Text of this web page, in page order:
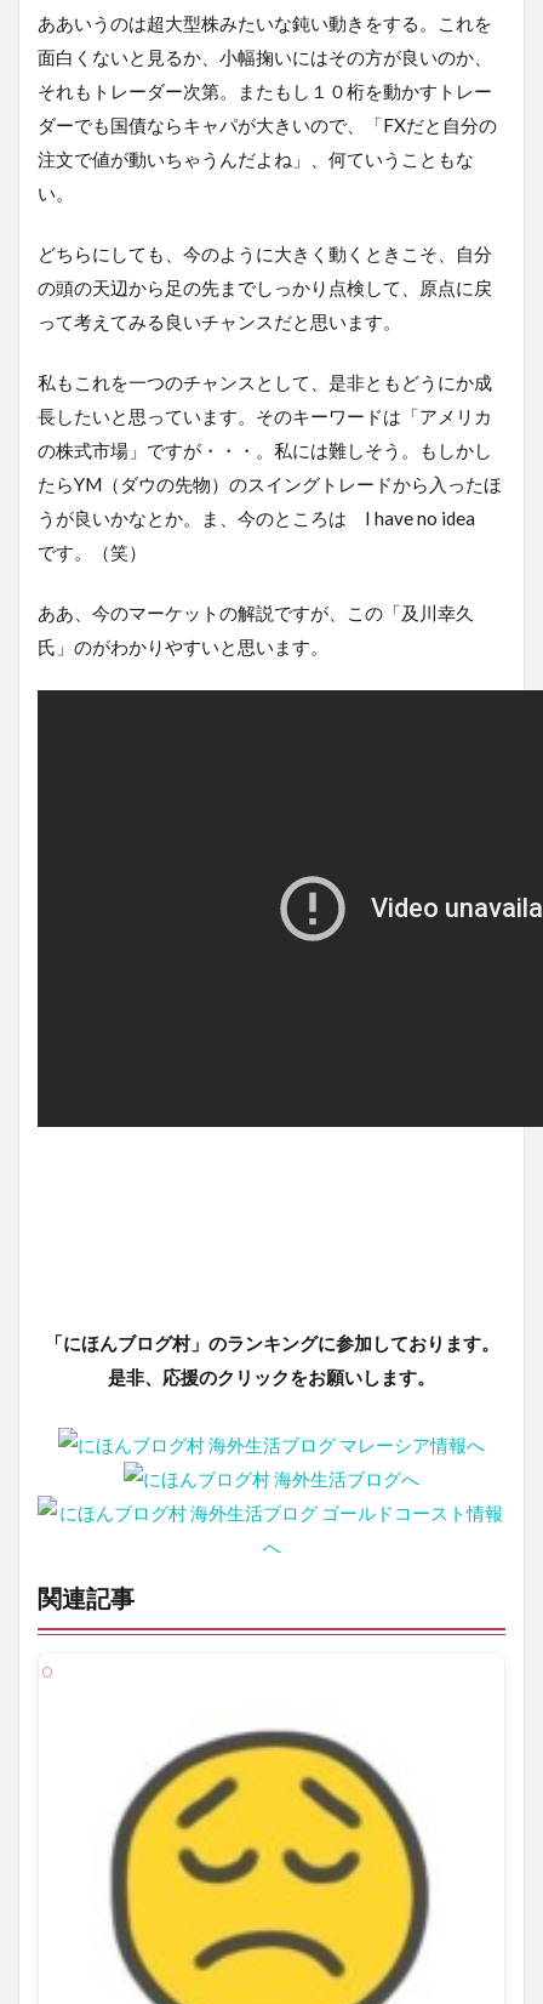
ああいうのは超大型株みたいな鈍い動きをする。これを
面白くないと見るか、小幅掬いにはその方が良いのか、
それもトレーダー次第。またもし１０桁を動かすトレー
ダーでも国債ならキャパが大きいので、「FXだと自分の
注文で値が動いちゃうんだよね」、何ていうこともな
い。
どちらにしても、今のように大きく動くときこそ、自分
の頭の天辺から足の先までしっかり点検して、原点に戻
って考えてみる良いチャンスだと思います。
私もこれを一つのチャンスとして、是非ともどうにか成
長したいと思っています。そのキーワードは「アメリカ
の株式市場」ですが・・・。私には難しそう。もしかし
たらYM（ダウの先物）のスイングトレードから入ったほ
うが良いかなとか。ま、今のところは I have no idea
です。（笑）
ああ、今のマーケットの解説ですが、この「及川幸久
氏」のがわかりやすいと思います。
「にほんブログ村」のランキングに参加しております。
是非、応援のクリックをお願いします。
関連記事